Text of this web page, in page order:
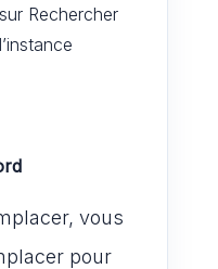
Rechercher
vous
pour